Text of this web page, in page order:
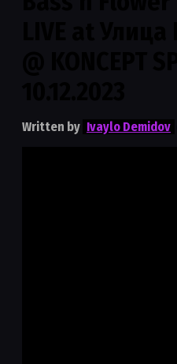
Written by Ivaylo Demidov